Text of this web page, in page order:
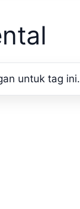
untuk tag ini.